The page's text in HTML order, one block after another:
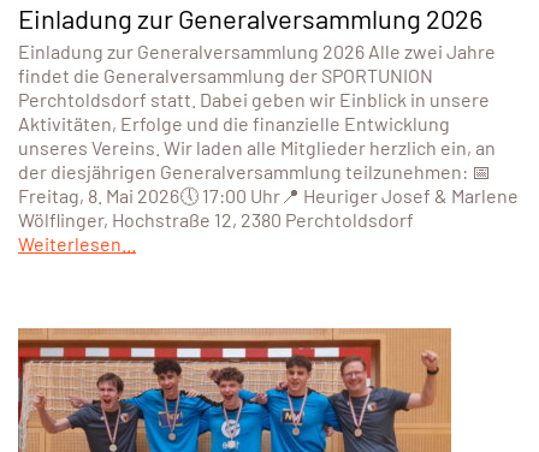
Einladung zur Generalversammlung 2026
Einladung zur Generalversammlung 2026 Alle zwei Jahre
findet die Generalversammlung der SPORTUNION
Perchtoldsdorf statt. Dabei geben wir Einblick in unsere
Aktivitäten, Erfolge und die finanzielle Entwicklung
unseres Vereins. Wir laden alle Mitglieder herzlich ein, an
der diesjährigen Generalversammlung teilzunehmen: 📅
Freitag, 8. Mai 2026🕔 17:00 Uhr📍 Heuriger Josef & Marlene
Wölflinger, Hochstraße 12, 2380 Perchtoldsdorf
Weiterlesen...